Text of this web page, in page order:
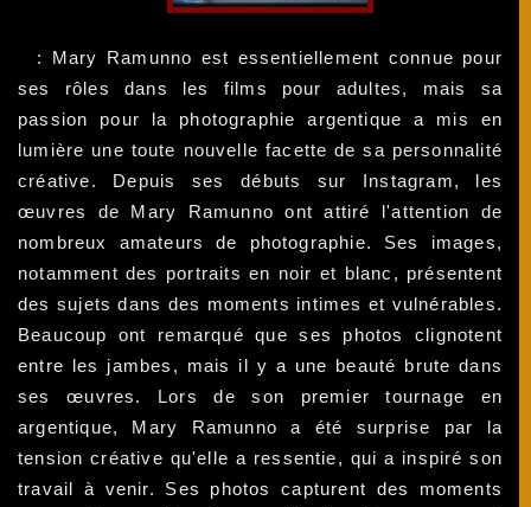
: Mary Ramunno est essentiellement connue pour
ses rôles dans les films pour adultes, mais sa
passion pour la photographie argentique a mis en
lumière une toute nouvelle facette de sa personnalité
créative. Depuis ses débuts sur Instagram, les
œuvres de Mary Ramunno ont attiré l'attention de
nombreux amateurs de photographie. Ses images,
notamment des portraits en noir et blanc, présentent
des sujets dans des moments intimes et vulnérables.
Beaucoup ont remarqué que ses photos clignotent
entre les jambes, mais il y a une beauté brute dans
ses œuvres. Lors de son premier tournage en
argentique, Mary Ramunno a été surprise par la
tension créative qu'elle a ressentie, qui a inspiré son
travail à venir. Ses photos capturent des moments